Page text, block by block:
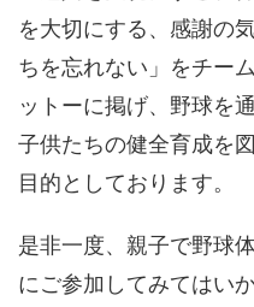
を大切にする、感謝の
ちを忘れない」をチー
ットーに掲げ、野球を
子供たちの健全育成を
目的としております。
是非一度、親子で野球
にご参加してみてはい